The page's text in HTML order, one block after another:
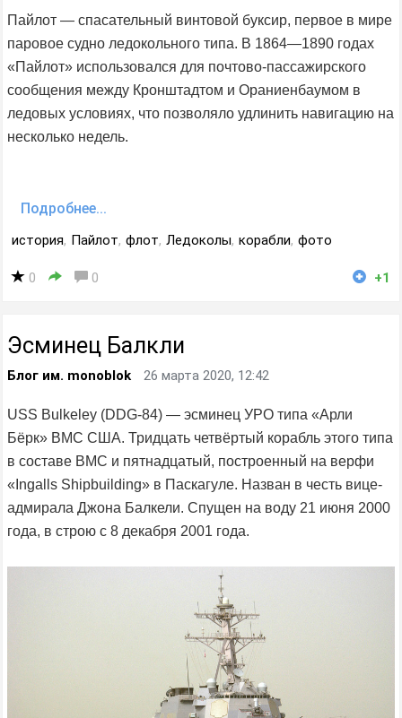
Пайлот — спасательный винтовой буксир, первое в мире
паровое судно ледокольного типа. В 1864—1890 годах
«Пайлот» использовался для почтово-пассажирского
сообщения между Кронштадтом и Ораниенбаумом в
ледовых условиях, что позволяло удлинить навигацию на
несколько недель.
Подробнее...
история, Пайлот, флот, Ледоколы, корабли, фото
0 0 +1
Эсминец Балкли
Блог им. monoblok 26 марта 2020, 12:42
USS Bulkeley (DDG-84) — эсминец УРО типа «Арли
Бёрк» ВМС США. Тридцать четвёртый корабль этого типа
в составе ВМС и пятнадцатый, построенный на верфи
«Ingalls Shipbuilding» в Паскагуле. Назван в честь вице-
адмирала Джона Балкели. Спущен на воду 21 июня 2000
года, в строю с 8 декабря 2001 года.